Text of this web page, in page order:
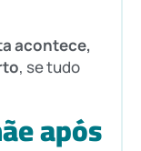
acontece,
, se tudo
após